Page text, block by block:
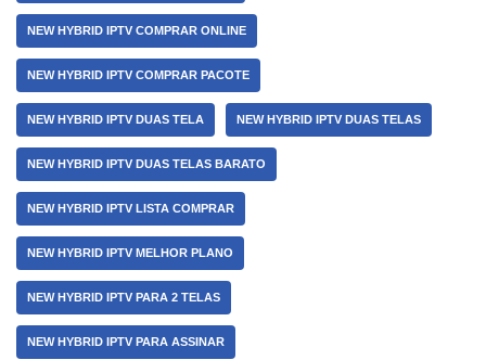
NEW HYBRID IPTV COMPRAR ONLINE
NEW HYBRID IPTV COMPRAR PACOTE
NEW HYBRID IPTV DUAS TELA NEW HYBRID IPTV DUAS TELAS
NEW HYBRID IPTV DUAS TELAS BARATO
NEW HYBRID IPTV LISTA COMPRAR
NEW HYBRID IPTV MELHOR PLANO
NEW HYBRID IPTV PARA 2 TELAS
NEW HYBRID IPTV PARA ASSINAR